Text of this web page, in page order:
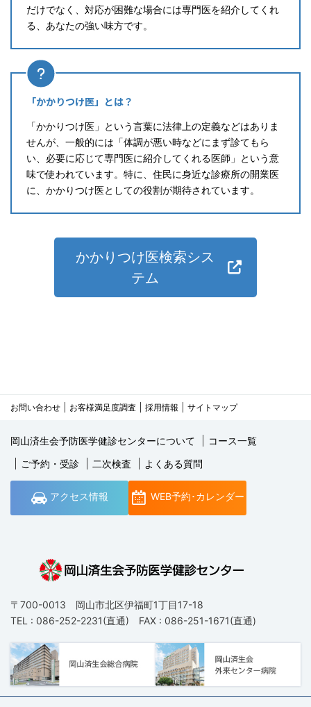
だけでなく、対応が困難な場合には専門医を紹介してくれ
る、あなたの強い味方です。
「かかりつけ医」とは？
「かかりつけ医」という言葉に法律上の定義などはありま
せんが、一般的には「体調が悪い時などにまず診てもら
い、必要に応じて専門医に紹介してくれる医師」という意
味で使われています。特に、住民に身近な診療所の開業医
に、かかりつけ医としての役割が期待されています。
かかりつけ医検索シス
テム
お問い合わせ お客様満足度調査 採用情報 サイトマップ
岡山済生会予防医学健診センターについて
コース一覧
ご予約・受診
二次検査 よくある質問
アクセス情報 WEB予約･カレンダー
〒700-0013 岡山市北区伊福町1丁目17-18
TEL : 086-252-2231(直通) FAX : 086-251-1671(直通)